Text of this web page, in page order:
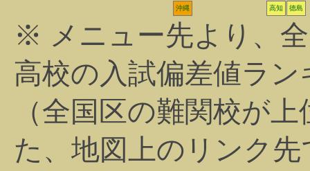
沖縄 高知 徳島
※ メニュー先より、
高校の入試偏差値ラ
（全国区の難関校が
た、地図上のリンク